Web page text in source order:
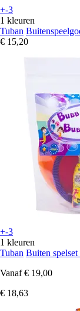
+-3
1 kleuren
Tuban
€ 15,20
+-3
1 kleuren
Tuban Buiten
Vanaf € 19,00
€ 18,63